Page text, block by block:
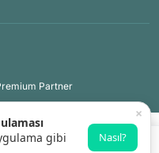
Partner
×
gibi
Nasıl?